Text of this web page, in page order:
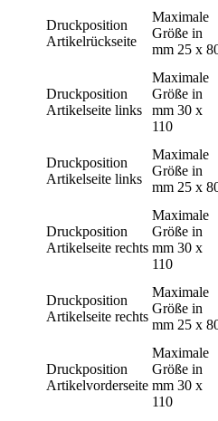
Druckposition
Artikelrückseite
Maximale
Größe in
mm 25 x
Druckposition
Artikelseite links
Maximale
Größe in
mm 30 x
110
Druckposition
Artikelseite links
Maximale
Größe in
mm 25 x
Druckposition
Artikelseite rechts
Maximale
Größe in
mm 30 x
110
Druckposition
Artikelseite rechts
Maximale
Größe in
mm 25 x
Druckposition
Artikelvorderseite
Maximale
Größe in
mm 30 x
110